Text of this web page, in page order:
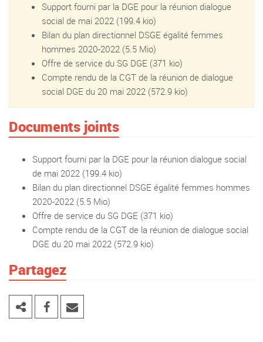
Support fourni par la DGE pour la réunion dialogue
social de mai 2022 (199.4 kio)
Bilan du plan directionnel DSGE égalité femmes
hommes 2020-2022 (5.5 Mio)
Offre de service du SG DGE (371 kio)
Compte rendu de la CGT de la réunion de dialogue
social DGE du 20 mai 2022 (572.9 kio)
Documents joints
Support fourni par la DGE pour la réunion dialogue social
de mai 2022 (199.4 kio)
Bilan du plan directionnel DSGE égalité femmes hommes
2020-2022 (5.5 Mio)
Offre de service du SG DGE (371 kio)
Compte rendu de la CGT de la réunion de dialogue social
DGE du 20 mai 2022 (572.9 kio)
Partagez